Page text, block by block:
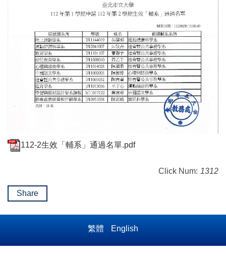
112-2生效「輔系」通過名單.pdf
Click Num: 1312
Share
繁體 English